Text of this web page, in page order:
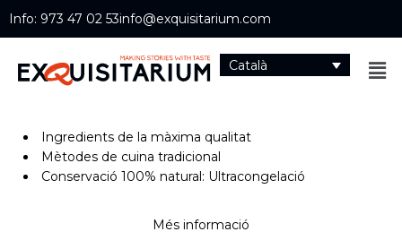
Info: 973 47 02 53info@exquisitarium.com
Català
Ingredients de la màxima qualitat
Mètodes de cuina tradicional
Conservació 100% natural: Ultracongelació
Més informació